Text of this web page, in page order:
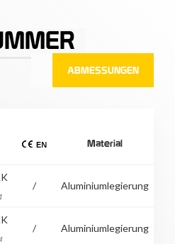
ABMESSUNGEN
Material
/ Aluminiumlegierung
/ Aluminiumlegierung